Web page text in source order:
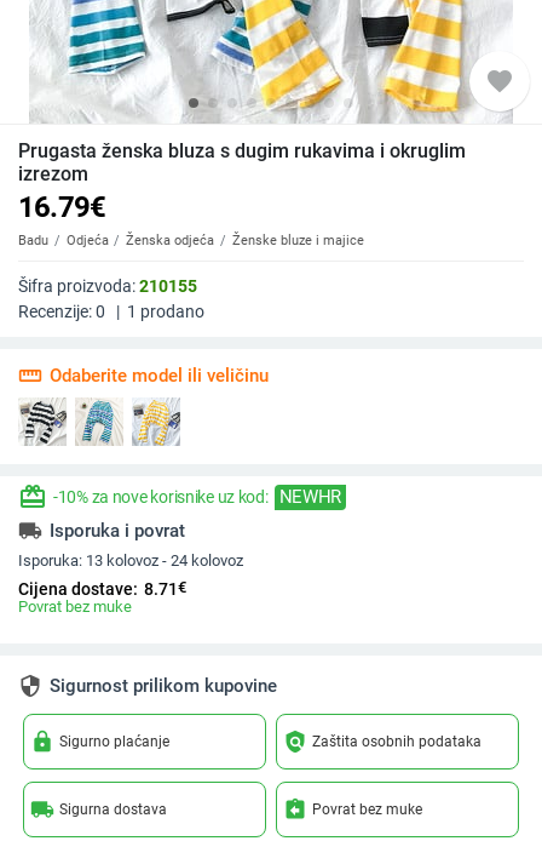
favorite
Prugasta ženska bluza s dugim rukavima i okruglim
izrezom
16.79€
Badu Odjeća Ženska odjeća Ženske bluze i majice
Šifra proizvoda:210155
Recenzije:0 | 1 prodano
straighten Odaberite model ili veličinu
redeem -10% za nove korisnike uz kod: NEWHR
local_shipping Isporuka i povrat
Isporuka: 13 kolovoz - 24 kolovoz
Cijena dostave: 8.71€
Povrat bez muke
security Sigurnost prilikom kupovine
lock Sigurno plaćanje policy Zaštita osobnih podataka
local_shipping Sigurna dostava assignment_return Povrat bez muke